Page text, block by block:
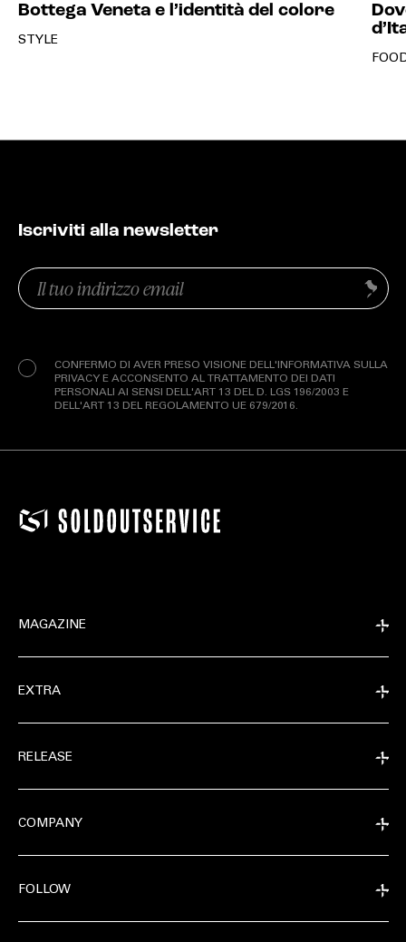
Bottega Veneta e l’identità del colore
STYLE
Iscriviti alla newsletter
Email
(Obbligatorio)
CONFERMO DI AVER PRESO VISIONE DELL'INFORMATIVA SULLA
PRIVACY E ACCONSENTO AL TRATTAMENTO DEI DATI
PERSONALI AI SENSI DELL'ART 13 DEL D. LGS 196/2003 E
DELL'ART 13 DEL REGOLAMENTO UE 679/2016.
Invia
MAGAZINE
EXTRA
RELEASE
COMPANY
FOLLOW